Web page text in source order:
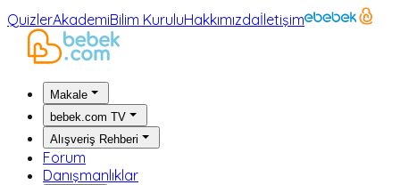
QuizlerAkademiBilim KuruluHakkımızdaİletişim
Makale
bebek.com TV
Alışveriş Rehberi
Forum
Danışmanlıklar